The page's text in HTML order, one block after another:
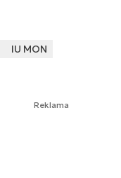
IU MON
Reklama